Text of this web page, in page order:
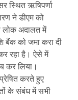
स्थित ऋषिपर्णा
ने डीएम को
लोक अदालत में
बैंक को जमा करा दी
रहा है। ऐसे में
कर लिया।
करते हुए
के संबंध में सभी